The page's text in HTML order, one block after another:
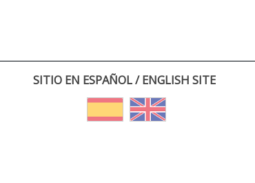
SITIO EN ESPAÑOL / ENGLISH SITE